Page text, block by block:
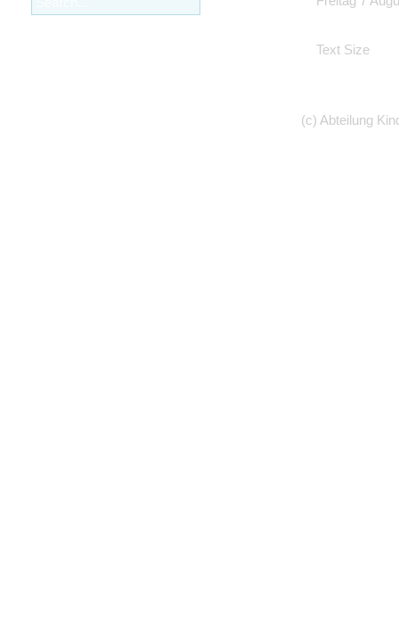
Text Size
(c) Abteilung